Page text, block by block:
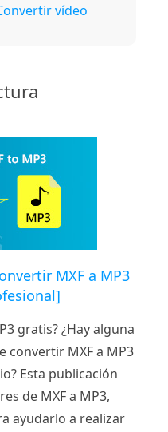
vídeo
MXF a MP3
gratis? ¿Hay alguna
convertir MXF a MP3
Esta publicación
de MXF a MP3,
ayudarlo a realizar